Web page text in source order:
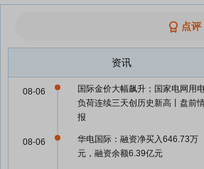
点评
资讯
国际金价大幅飙升；国家电网用
负荷连续三天创历史新高丨盘前
报
08-06
华电国际：融资净买入646.73万
元，融资余额6.39亿元
08-06